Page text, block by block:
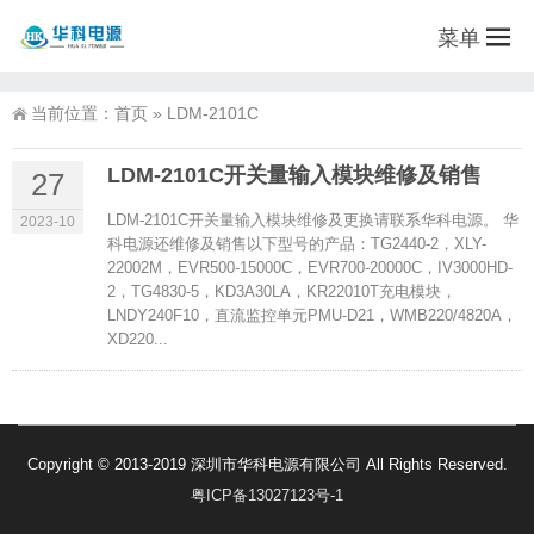
菜单
当前位置： 首页 » LDM-2101C
27
2023-10
LDM-2101C开关量输入模块维修及销售
LDM-2101C开关量输入模块维修及更换请联系华科电源。 华
科电源还维修及销售以下型号的产品：TG2440-2，XLY-
22002M，EVR500-15000C，EVR700-20000C，IV3000HD-
2，TG4830-5，KD3A30LA，KR22010T充电模块，
LNDY240F10，直流监控单元PMU-D21，WMB220/4820A，
XD220...
Copyright © 2013-2019 深圳市华科电源有限公司 All Rights Reserved.
粤ICP备13027123号-1